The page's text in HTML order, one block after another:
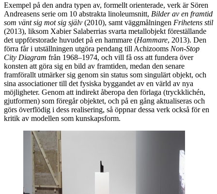
Exempel på den andra typen av, formellt orienterade, verk är Sören
Andreasens serie om 10 abstrakta linoleumsnitt, Bilder av en framtid
som vänt sig mot sig själv (2010), samt väggmålningen Frihetens stil
(2013), liksom Xabier Salaberrias svarta metallobjekt föreställande
det uppförstorade huvudet på en hammare (Hammare, 2013). Den
förra får i utställningen utgöra pendang till Achizooms Non-Stop
City Diagram från 1968–1974, och vill få oss att fundera över
konsten att göra sig en bild av framtiden, medan den senare
framförallt utmärker sig genom sin status som singulärt objekt, och
sina associationer till det fysiska byggandet av en värld av nya
möjligheter. Genom att indirekt åberopa den förlaga (tryckklichén,
gjutformen) som föregår objektet, och på en gång aktualiseras och
görs överflödig i dess realisering, så öppnar dessa verk också för en
kritik av modellen som kunskapsform.